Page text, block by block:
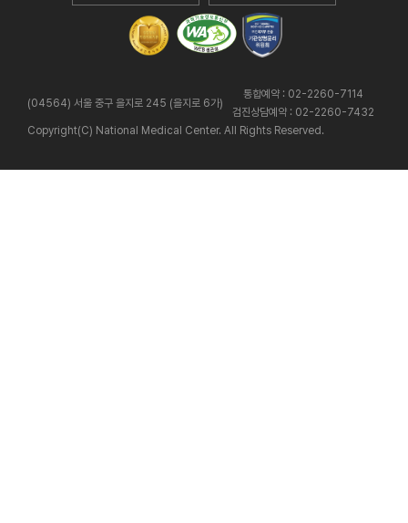
(04564) 서울 중구 을지로 245 (을지로 6가)
통합예약 : 02-2260-7114
검진상담예약 : 02-2260-7432
Copyright(C) National Medical Center. All Rights Reserved.